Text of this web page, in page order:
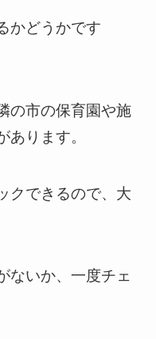
かどうかです
の市の保育園や施
ります。
クできるので、大
ないか、一度チェ